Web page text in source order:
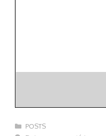
Categorias
POSTS